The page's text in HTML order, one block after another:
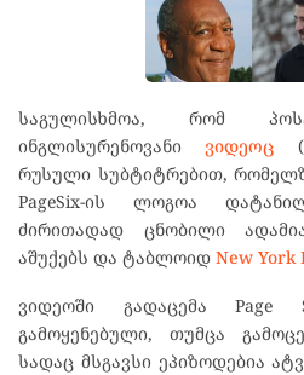
საგულისხმოა, რომ
ინგლისურენოვანი ვიდეოც
რუსული სუბტიტრებით,
PageSix-ის ლოგოა
ძირითადად ცნობილი
აშუქებს და ტაბლოიდ New York
ვიდეოში გადაცემა Page
გამოყენებული, თუმცა
სადაც მსგავსი ეპიზოდებია